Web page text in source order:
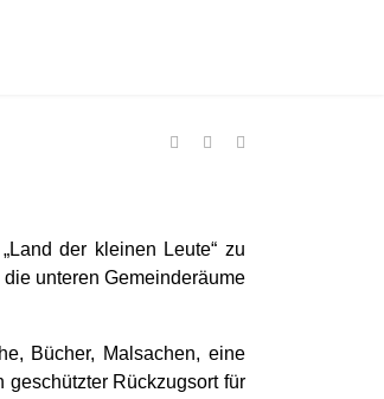
der kleinen Leute“ zu
unteren Gemeinderäume
Bücher, Malsachen, eine
geschützter Rückzugsort für